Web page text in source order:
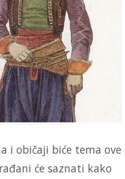
i običaji biće tema ove
će saznati kako